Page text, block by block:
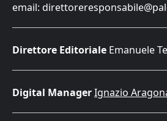
email:
Direttore Editoriale Emanuele
Digital ManagerIgnazio